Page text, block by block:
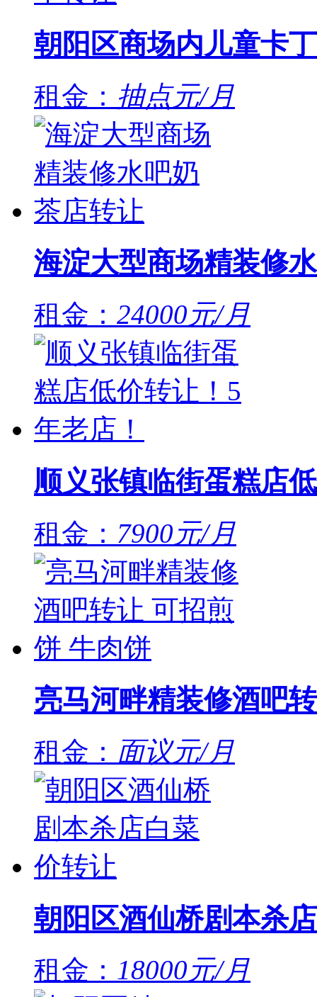
朝阳区商场内儿童卡
租金： 抽点元/月
海淀大型商场精装修
租金： 24000元/月
顺义张镇临街蛋糕店
租金： 7900元/月
亮马河畔精装修酒吧
租金： 面议元/月
朝阳区酒仙桥剧本杀
租金： 18000元/月